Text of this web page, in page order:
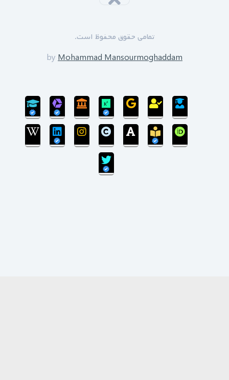
محمد منصورمقدم
سی‌ام‌ شهریورماه 1399:
بروزرسانی سایت پایان یافته است و سایت در مرحله
انتقال پایگاه داده می‌باشد.
تمامی حقوق محفوظ است.
by Mohammad Mansourmoghaddam